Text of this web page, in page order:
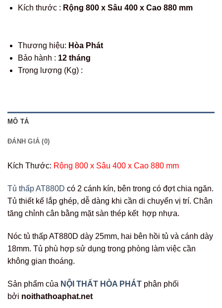
Kích thước : Rộng 800 x Sâu 400 x Cao 880 mm
Thương hiệu: Hòa Phát
Bảo hành : 12 tháng
Trọng lượng (Kg) :
MÔ TẢ
ĐÁNH GIÁ (0)
Kích Thước: Rộng 800 x Sâu 400 x Cao 880 mm
Tủ thấp AT880D có 2 cánh kín, bên trong có đợt chia ngăn.
Tủ thiết kế lắp ghép, dễ dàng khi cần di chuyển vị trí. Chân
tăng chỉnh cân bằng mặt sàn thép kết hợp nhựa.
Nóc tủ thấp AT880D dày 25mm, hai bên hồi tủ và cánh dày
18mm. Tủ phù hợp sử dụng trong phòng làm việc cần
không gian thoáng.
Sản phẩm của NỘI THẤT HÒA PHÁT phân phối
bởi noithathoaphat.net